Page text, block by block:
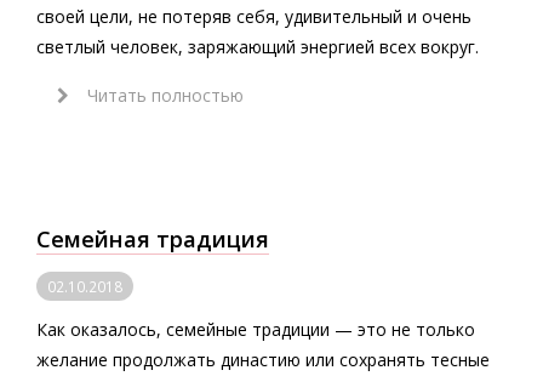
своей цели, не потеряв себя, удивительный и очень
светлый человек, заряжающий энергией всех вокруг.
Читать полностью
Семейная традиция
02.10.2018
Как оказалось, семейные традиции — это не только
желание продолжать династию или сохранять тесные